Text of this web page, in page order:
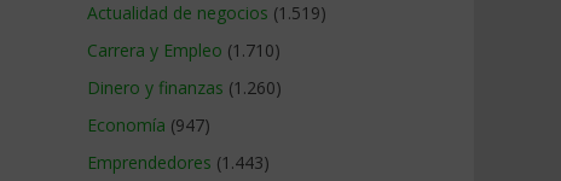
Actualidad de negocios (1.519)
Carrera y Empleo (1.710)
Dinero y finanzas (1.260)
Economía (947)
Emprendedores (1.443)